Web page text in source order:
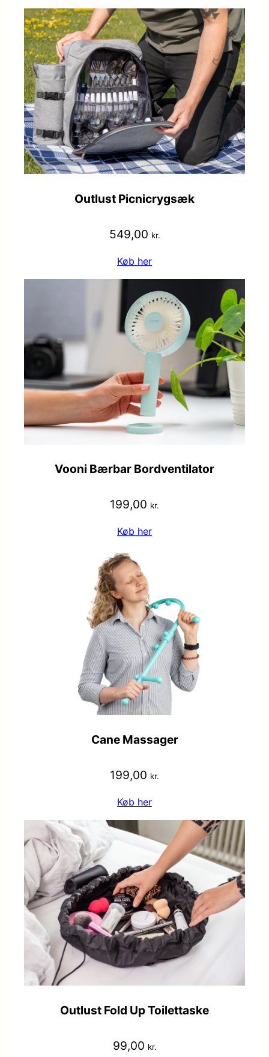
Outlust Picnicrygsæk
549,00 kr.
Køb her
Vooni Bærbar Bordventilator
199,00 kr.
Køb her
Cane Massager
199,00 kr.
Køb her
Outlust Fold Up Toilettaske
99,00 kr.